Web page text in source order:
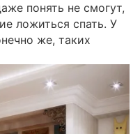
понять не смогут,
ложиться спать. У
же, таких